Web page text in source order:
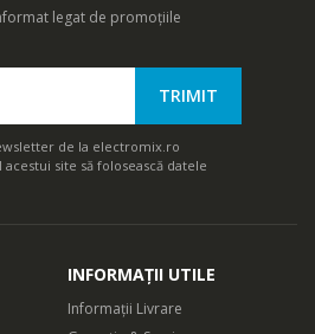
legat de promoțiile
de la electromix.ro
site să folosească datele
INFORMAȚII UTILE
Informații Livrare